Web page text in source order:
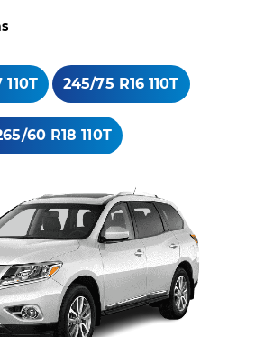
110T 245/75 R16 110T
60 R18 110T